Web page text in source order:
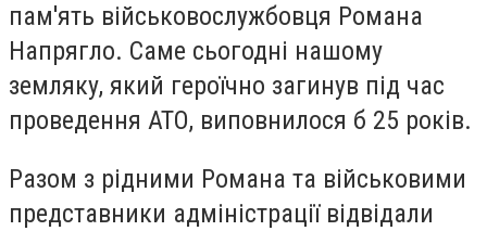
пам'ять військовослужбовця Романа
Напрягло. Саме сьогодні нашому
земляку, який героїчно загинув під час
проведення АТО, виповнилося б 25 років.
Разом з рідними Романа та військовими
представники адміністрації відвідали